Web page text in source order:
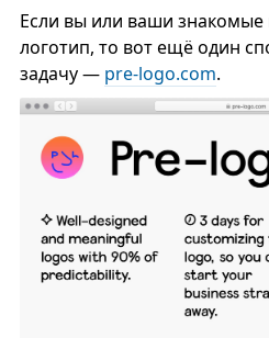
Если вы или ваши знакомые
логотип, то вот ещё один
задачу — pre-logo.com.